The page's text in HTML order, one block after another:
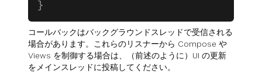
}
コールバックはバックグラウンドスレッドで受信される
場合があります。これらのリスナーから Compose や
Views を制御する場合は、（前述のように）UI の更新
をメインスレッドに投稿してください。